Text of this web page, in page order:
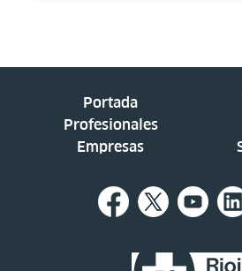
Portada
Profesionales
Empresas